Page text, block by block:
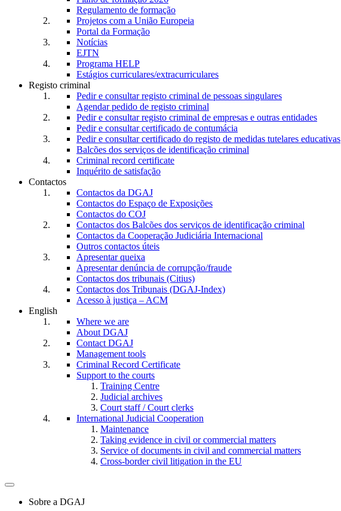
Regulamento de formação
Projetos com a União Europeia
Portal da Formação
Notícias
EJTN
Programa HELP
Estágios curriculares/extracurriculares
Registo criminal
Pedir e consultar registo criminal de pessoas singulares
Agendar pedido de registo criminal
Pedir e consultar registo criminal de empresas e outras entidades
Pedir e consultar certificado de contumácia
Pedir e consultar certificado do registo de medidas tutelares educativas
Balcões dos serviços de identificação criminal
Criminal record certificate
Inquérito de satisfação
Contactos
Contactos da DGAJ
Contactos do Espaço de Exposições
Contactos do COJ
Contactos dos Balcões dos serviços de identificação criminal
Contactos da Cooperação Judiciária Internacional
Outros contactos úteis
Apresentar queixa
Apresentar denúncia de corrupção/fraude
Contactos dos tribunais (Citius)
Contactos dos Tribunais (DGAJ-Index)
Acesso à justiça – ACM
English
Where we are
About DGAJ
Contact DGAJ
Management tools
Criminal Record Certificate
Support to the courts
Training Centre
Judicial archives
Court staff / Court clerks
International Judicial Cooperation
Maintenance
Taking evidence in civil or commercial matters
Service of documents in civil and commercial matters​​
Cross-border civil litigation in the EU
Toggle
navigationSobre a DGAJ